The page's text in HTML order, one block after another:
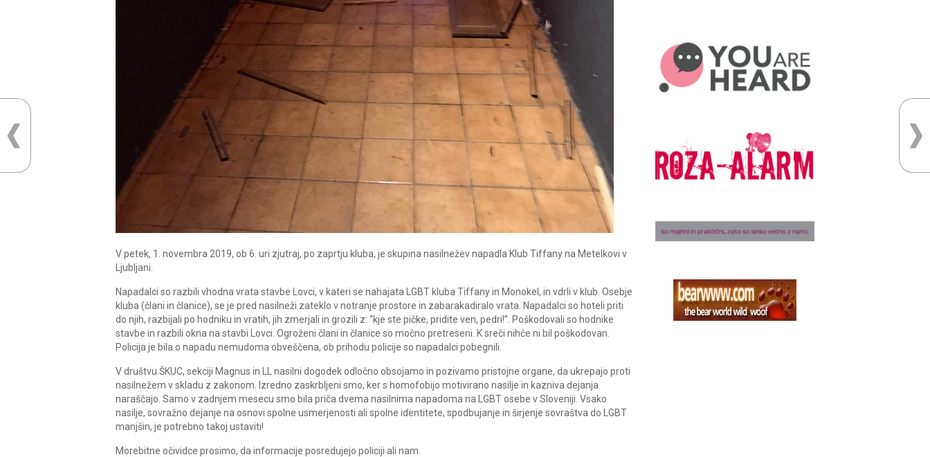
V petek, 1. novembra 2019, ob 6. uri zjutraj, po zaprtju kluba, je skupina nasilnežev napadla Klub Tiffany na Metelkovi v
Ljubljani.
Napadalci so razbili vhodna vrata stavbe Lovci, v kateri se nahajata LGBT kluba Tiffany in Monokel, in vdrli v klub. Osebje
kluba (člani in članice), se je pred nasilneži zateklo v notranje prostore in zabarakadiralo vrata. Napadalci so hoteli priti
do njih, razbijali po hodniku in vratih, jih zmerjali in grozili z: “kje ste pičke, pridite ven, pedri!”. Poškodovali so hodnike
stavbe in razbili okna na stavbi Lovci. Ogroženi člani in članice so močno pretreseni. K sreči nihče ni bil poškodovan.
Policija je bila o napadu nemudoma obveščena, ob prihodu policije so napadalci pobegnili.
V društvu ŠKUC, sekciji Magnus in LL nasilni dogodek odločno obsojamo in pozivamo pristojne organe, da ukrepajo proti
nasilnežem v skladu z zakonom. Izredno zaskrbljeni smo, ker s homofobijo motivirano nasilje in kazniva dejanja
naraščajo. Samo v zadnjem mesecu smo bila priča dvema nasilnima napadoma na LGBT osebe v Sloveniji. Vsako
nasilje, sovražno dejanje na osnovi spolne usmerjenosti ali spolne identitete, spodbujanje in širjenje sovraštva do LGBT
manjšin, je potrebno takoj ustaviti!
Morebitne očividce prosimo, da informacije posredujejo policiji ali nam.